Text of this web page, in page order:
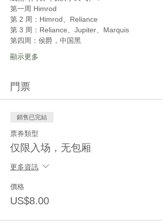
第一周 Himrod
第 2 周：Himrod、Reliance
第 3 周：Reliance、Jupiter、Marquis
第四周：侯爵，中国黑
顯示更多
門票
銷售已完結
票券類型
仅限入场，无包厢
更多資訊
價格
US$8.00